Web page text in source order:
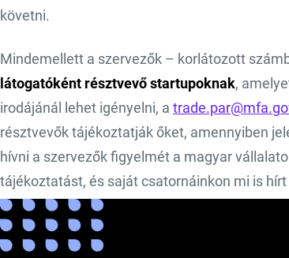
követni.
Mindemellett a szervezők – korlátozott
látogatóként résztvevő startupoknak,
irodájánál lehet igényelni, a
résztvevők tájékoztatják őket, amennyiben
hívni a szervezők figyelmét a magyar
tájékoztatást, és saját csatornáinkon mi is
A Nagykövetség továbbá egy kiegészítő
kapcsolatépítési lehetőséget biztosít a helyi